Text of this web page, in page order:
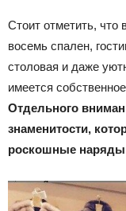
Стоит отметить,
восемь спален,
столовая и даже
имеется
Отдельного
знаменитости,
роскошные